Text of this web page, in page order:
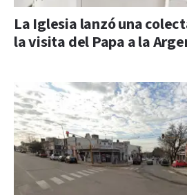
La Iglesia lanzó una
la visita del Papa a la